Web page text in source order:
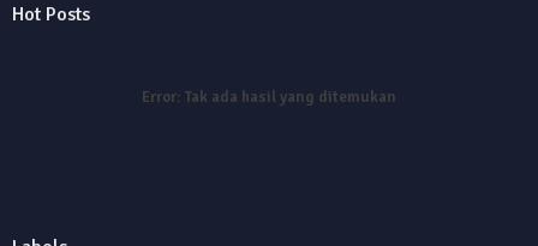
Hot Posts
Error: Tak ada hasil yang ditemukan